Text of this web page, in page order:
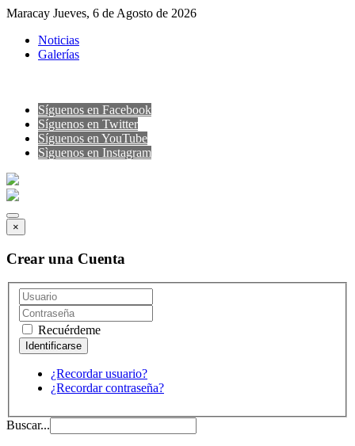
Maracay Jueves, 6 de Agosto de 2026
Noticias
Galerías
Síguenos en Facebook
Síguenos en Twitter
Síguenos en YouTube
Sìguenos en Instagram
×
Crear una Cuenta
Recuérdeme
¿Recordar usuario?
¿Recordar contraseña?
Buscar...